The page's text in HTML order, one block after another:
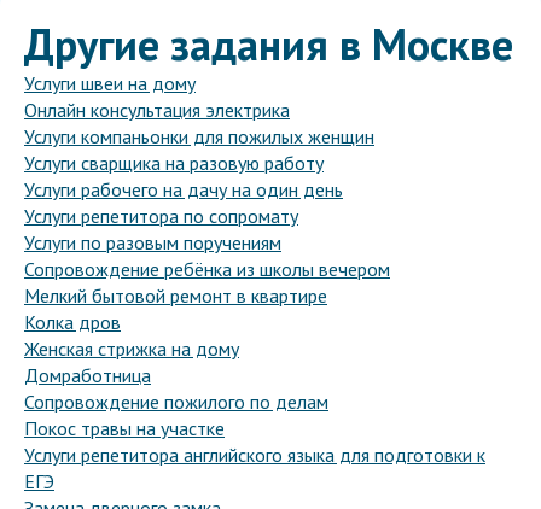
Другие задания в Москве
Услуги швеи на дому
Онлайн консультация электрика
Услуги компаньонки для пожилых женщин
Услуги сварщика на разовую работу
Услуги рабочего на дачу на один день
Услуги репетитора по сопромату
Услуги по разовым поручениям
Сопровождение ребёнка из школы вечером
Мелкий бытовой ремонт в квартире
Колка дров
Женская стрижка на дому
Домработница
Сопровождение пожилого по делам
Покос травы на участке
Услуги репетитора английского языка для подготовки к
ЕГЭ